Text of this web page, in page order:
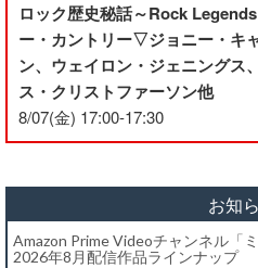
ロック歴史秘話～Rock
ー・カントリー▽ジョニー・キ
ン、ウェイロン・ジェニングス
ス・クリストファーソン他
8/07(金) 17:00-17:30
お知
Amazon Prime Videoチャンネル「
2026年8月配信作品ラインナップ